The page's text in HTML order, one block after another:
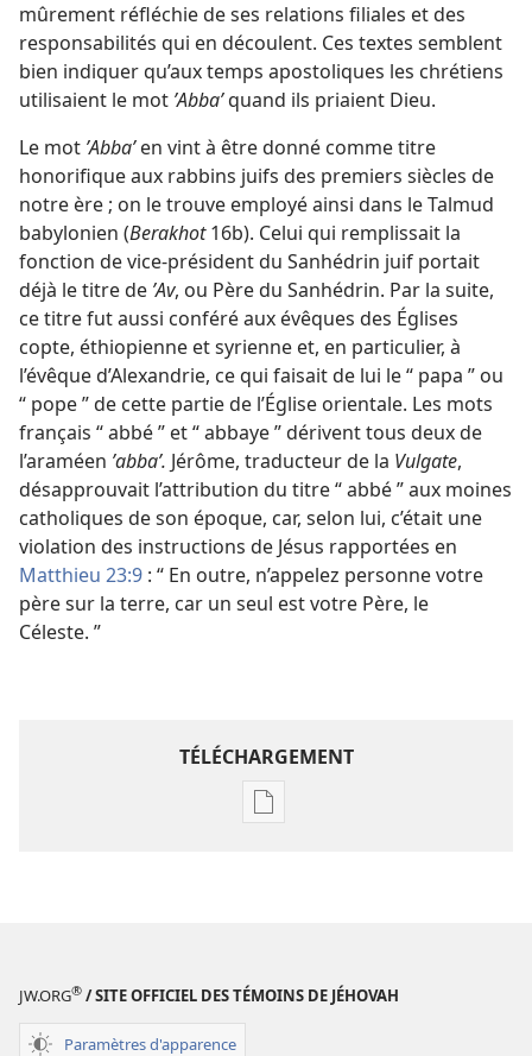
mûrement réfléchie de ses relations filiales et des
responsabilités qui en découlent. Ces textes semblent
bien indiquer qu’aux temps apostoliques les chrétiens
utilisaient le mot ʼAbbaʼquand ils priaient Dieu.
Le mot ʼAbbaʼen vint à être donné comme titre
honorifique aux rabbins juifs des premiers siècles de
notre ère ; on le trouve employé ainsi dans le Talmud
babylonien (Berakhot16b). Celui qui remplissait la
fonction de vice-président du Sanhédrin juif portait
déjà le titre de ʼAv, ou Père du Sanhédrin. Par la suite,
ce titre fut aussi conféré aux évêques des Églises
copte, éthiopienne et syrienne et, en particulier, à
l’évêque d’Alexandrie, ce qui faisait de lui le “ papa ” ou
“ pope ” de cette partie de l’Église orientale. Les mots
français “ abbé ” et “ abbaye ” dérivent tous deux de
l’araméen ʼabbaʼ. Jérôme, traducteur de la Vulgate,
désapprouvait l’attribution du titre “ abbé ” aux moines
catholiques de son époque, car, selon lui, c’était une
violation des instructions de Jésus rapportées en
Matthieu 23:9 : “ En outre, n’appelez personne votre
père sur la terre, car un seul est votre Père, le
Céleste. ”
TÉLÉCHARGEMENT
Options
Étude
JW.ORG® / SITE OFFICIEL DES TÉMOINS DE JÉHOVAH
Paramètres d'apparence